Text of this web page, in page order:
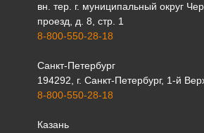
вн. тер. г. муниципальный округ
проезд, д. 8, стр. 1
8-800-550-28-18
Санкт-Петербург
194292, г. Санкт-Петербург, 1-й
8-800-550-28-18
Казань